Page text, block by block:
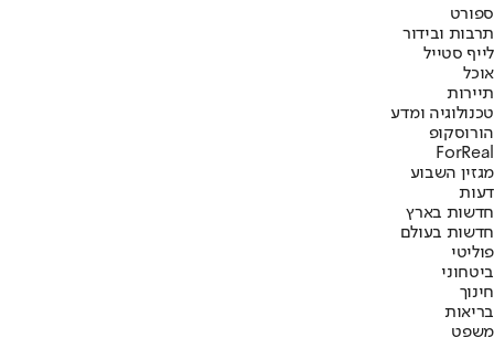
ספורט
תרבות ובידור
לייף סטייל
אוכל
תיירות
טכנולוגיה ומדע
הורוסקופ
ForReal
מגזין השבוע
דעות
חדשות בארץ
חדשות בעולם
פוליטי
ביטחוני
חינוך
בריאות
משפט